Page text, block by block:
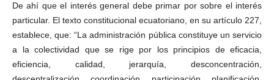
De ahí que el interés general debe primar por sobre el interés
particular. El texto constitucional ecuatoriano, en su artículo 227,
establece, que: “La administración pública constituye un servicio
a la colectividad que se rige por los principios de eficacia,
eficiencia, calidad, jerarquía, desconcentración,